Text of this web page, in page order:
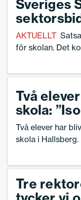
förbereda lärare
förändringarna.
Sveriges
AKTUELLT
för skolan. Det
utredningen om
finansiering via
skulle förbättra
Rydman,
Skolledare.
Två
skola:
Två elever har
skola i
Tre